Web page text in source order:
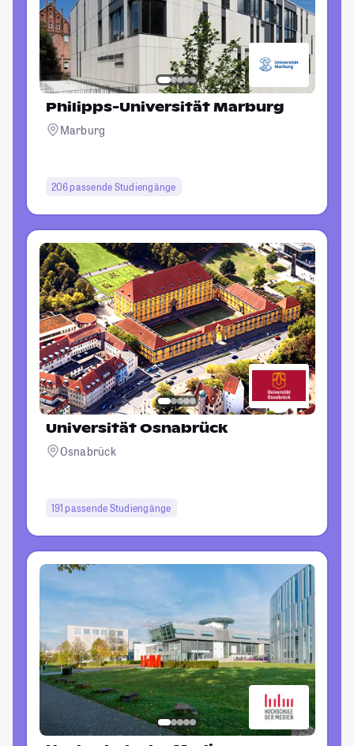
Philipps-Universität Marburg
Marburg
206 passende Studiengänge
Universität Osnabrück
Osnabrück
191 passende Studiengänge